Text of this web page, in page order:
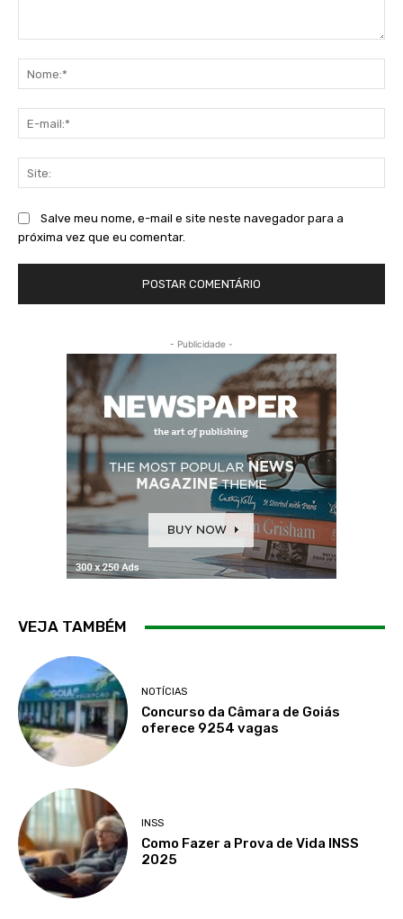
Salve meu nome, e-mail e site neste navegador para a
próxima vez que eu comentar.
- Publicidade -
VEJA TAMBÉM
NOTÍCIAS
Concurso da Câmara de Goiás
oferece 9254 vagas
INSS
Como Fazer a Prova de Vida INSS
2025